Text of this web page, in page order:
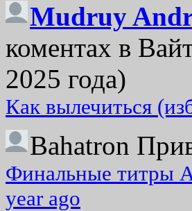
Mudruy
коментах в
2025 года)
Как вылечиться
Bahatron
Финальные титры
year ago